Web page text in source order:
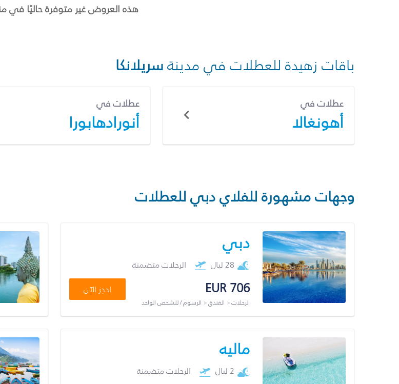
هذه العروض غير متوفرة حاليًا في
باقات زهيدة للعطلات في مدينةسريلانكا
عطلات في
أهونغالا
عطلات في
أنورادهابورا
وجهات مشهورة للفلاي دبي للعطلات
دبي
28 ليال الرحلات متضمنة
EUR 706
الرحلات + الفندق + الرسوم / للشخص الواحد
احجز الآن
ماليه
2 ليال الرحلات متضمنة